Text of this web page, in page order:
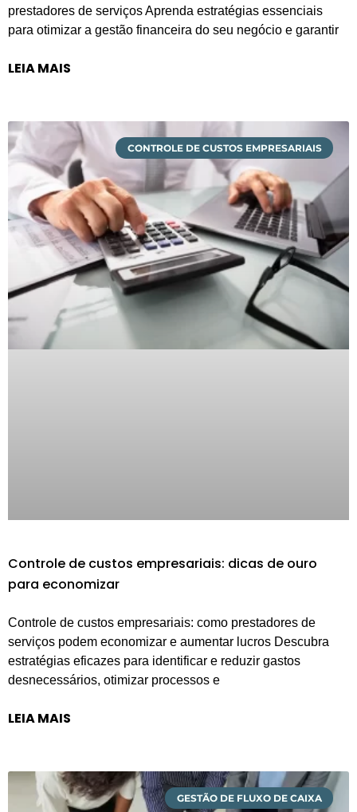
prestadores de serviços Aprenda estratégias essenciais
para otimizar a gestão financeira do seu negócio e garantir
LEIA MAIS
CONTROLE DE CUSTOS EMPRESARIAIS
Controle de custos empresariais: dicas de ouro
para economizar
Controle de custos empresariais: como prestadores de
serviços podem economizar e aumentar lucros Descubra
estratégias eficazes para identificar e reduzir gastos
desnecessários, otimizar processos e
LEIA MAIS
GESTÃO DE FLUXO DE CAIXA